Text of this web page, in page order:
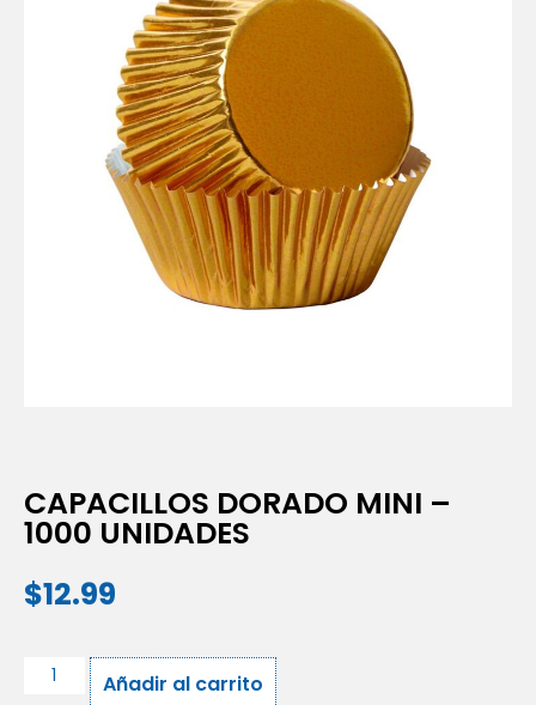
CAPACILLOS DORADO MINI –
1000 UNIDADES
$12.99
Añadir al carrito